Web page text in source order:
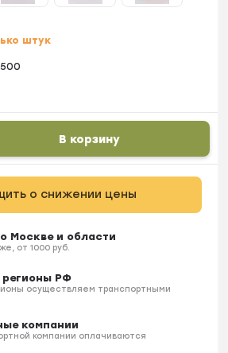
штук
В корзину
о снижении цены
Москве и области
от 1000 руб.
регионы РФ
осуществляем транспортными
компании
компании оплачиваются